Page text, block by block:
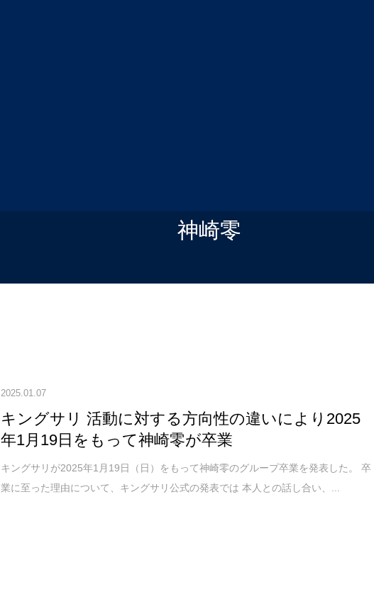
神崎零
2025.01.07
キングサリ 活動に対する方向性の違いにより2025
年1月19日をもって神崎零が卒業
キングサリが2025年1月19日（日）をもって神崎零のグループ卒業を発表した。 卒
業に至った理由について、キングサリ公式の発表では 本人との話し合い、...